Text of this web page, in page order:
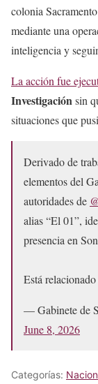
colonia
mediante una
inteligencia y
La acción fue
Investigaciónsin
situaciones que
Derivado de
elementos del
autoridades de
alias “El 01”,
presencia en
Está
— Gabinete de
June 8, 2026
Categorías: